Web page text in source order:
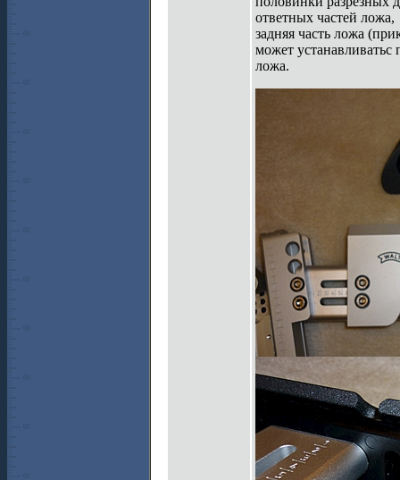
ответных частей ложа,
задняя часть ложа
может устанавливатьс
ложа.